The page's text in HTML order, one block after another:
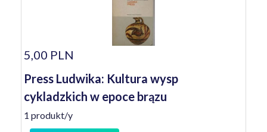
5,00 PLN
Press Ludwika: Kultura wysp
cykladzkich w epoce brązu
1 produkt/y